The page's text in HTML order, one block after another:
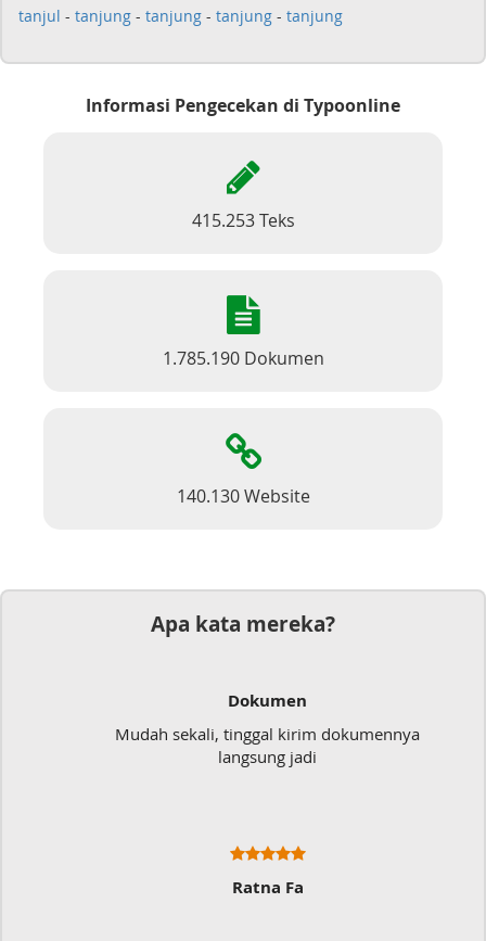
tanjul - tanjung - tanjung - tanjung - tanjung
Informasi Pengecekan di Typoonline
415.253 Teks
1.785.190 Dokumen
140.130 Website
Apa kata mereka?
Dokumen
Mudah sekali, tinggal kirim dokumennya
langsung jadi
Ratna Fa